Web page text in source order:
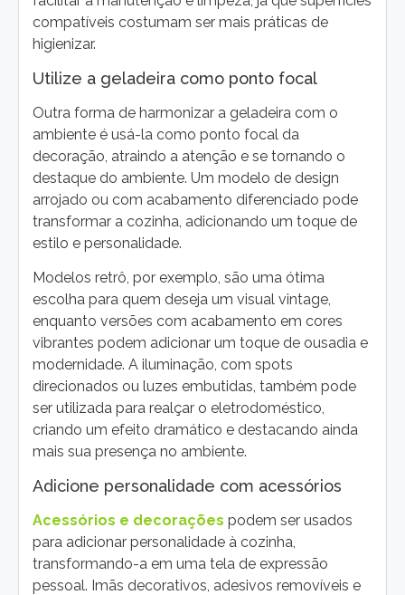
compatíveis costumam ser mais práticas de
higienizar.
Utilize a geladeira como ponto focal
Outra forma de harmonizar a geladeira com o
ambiente é usá-la como ponto focal da
decoração, atraindo a atenção e se tornando o
destaque do ambiente. Um modelo de design
arrojado ou com acabamento diferenciado pode
transformar a cozinha, adicionando um toque de
estilo e personalidade.
Modelos retrô, por exemplo, são uma ótima
escolha para quem deseja um visual vintage,
enquanto versões com acabamento em cores
vibrantes podem adicionar um toque de ousadia e
modernidade. A iluminação, com spots
direcionados ou luzes embutidas, também pode
ser utilizada para realçar o eletrodoméstico,
criando um efeito dramático e destacando ainda
mais sua presença no ambiente.
Adicione personalidade com acessórios
Acessórios e decorações podem ser usados
para adicionar personalidade à cozinha,
transformando-a em uma tela de expressão
pessoal. Imãs decorativos, adesivos removíveis e